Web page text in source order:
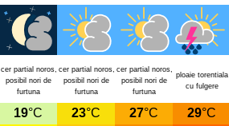
cer partial noros,
posibil nori de
furtuna
cer partial noros,
posibil nori de
furtuna
cer partial noros,
posibil nori de
furtuna
ploaie torentiala
cu fulgere
19°C 23°C 27°C 29°C